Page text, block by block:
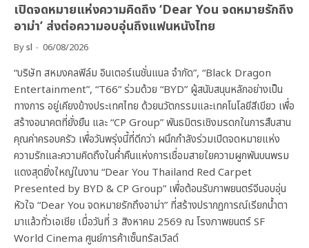
เปิดจดหมายแห่งความคิดถึง ‘Dear You จดหมายรักถึง
อาม่า’ ส่งต่อความอบอุ่นถึงแฟนหนังไทย
Bysl 06/08/2026
“บริษัท สหมงคลฟิล์ม อินเตอร์เนชั่นแนล จำกัด”, “Black Dragon
Entertainment”, “T66” ร่วมด้วย “BYD” ผู้สนับสนุนหลักอย่างเป็น
ทางการ อยู่เคียงข้างประเทศไทย ด้วยนวัตกรรมและเทคโนโลยีสีเขียว เพื่อ
สร้างอนาคตที่ยั่งยืน และ “CP Group” พันธมิตรเชิงมรดกในการสืบสาน
คุณค่าครอบครัว เพื่อวันพรุ่งนี้ที่ดีกว่า ผนึกกำลังร่วมเปิดจดหมายแห่ง
ความรักและความคิดถึงในค่ำคืนแห่งการเชื่อมสายใยความผูกพันบนพรม
แดงสุดยิ่งใหญ่ในงาน “Dear You Thailand Red Carpet
Presented by BYD & CP Group” เพื่อต้อนรับภาพยนตร์จีนอบอุ่น
หัวใจ “Dear You จดหมายรักถึงอาม่า” ที่สร้างปรากฏการณ์เรียกน้ำตา
มาแล้วทั่วเอเชีย เมื่อวันที่ 3 สิงหาคม 2569 ณ โรงภาพยนตร์ SF
World Cinema ศูนย์การค้าเซ็นทรัลเวิลด์